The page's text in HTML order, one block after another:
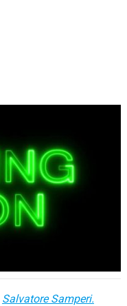
Salvatore Samperi.